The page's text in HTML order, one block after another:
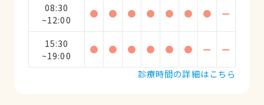
08:30
~12:00
● ● ● ● ● ● ● ー
15:30
~19:00
● ● ● ● ● ● ー
ー
診療時間の詳細はこちら